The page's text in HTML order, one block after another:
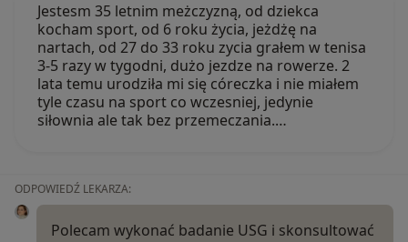
Jestesm 35 letnim meżczyzną, od dziekca
kocham sport, od 6 roku życia, jeżdżę na
nartach, od 27 do 33 roku zycia grałem w tenisa
3-5 razy w tygodni, dużo jezdze na rowerze. 2
lata temu urodziła mi się córeczka i nie miałem
tyle czasu na sport co wczesniej, jedynie
siłownia ale tak bez przemeczania.…
ODPOWIEDŹ LEKARZA:
Polecam wykonać badanie USG i skonsultować